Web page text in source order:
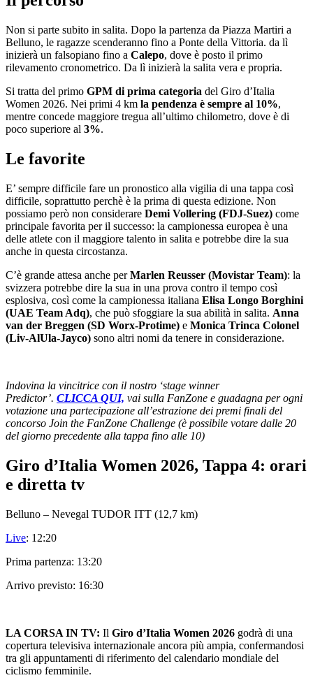
Non si parte subito in salita. Dopo la partenza da Piazza Martiri a
Belluno, le ragazze scenderanno fino a Ponte della Vittoria. da lì
inizierà un falsopiano fino a Calepo, dove è posto il primo
rilevamento cronometrico. Da lì inizierà la salita vera e propria.
Si tratta del primo GPM di prima categoria del Giro d’Italia
Women 2026. Nei primi 4 km la pendenza è sempre al 10%,
mentre concede maggiore tregua all’ultimo chilometro, dove è di
poco superiore al 3%.
Le favorite
E’ sempre difficile fare un pronostico alla vigilia di una tappa così
difficile, soprattutto perchè è la prima di questa edizione. Non
possiamo però non considerare Demi Vollering (FDJ-Suez) come
principale favorita per il successo: la campionessa europea è una
delle atlete con il maggiore talento in salita e potrebbe dire la sua
anche in questa circostanza.
C’è grande attesa anche perMarlen Reusser (Movistar Team): la
svizzera potrebbe dire la sua in una prova contro il tempo così
esplosiva, così come la campionessa italiana Elisa Longo Borghini
(UAE Team Adq), che può sfoggiare la sua abilità in salita. Anna
van der Breggen (SD Worx-Protime) e Monica Trinca Colonel
(Liv-AlUla-Jayco) sono altri nomi da tenere in considerazione.
Indovina la vincitrice con il nostro ‘stage winner
Predictor’. CLICCA QUI, vai sulla FanZone e guadagna per ogni
votazione una partecipazione all’estrazione dei premi finali del
concorso Join the FanZone Challenge (è possibile votare dalle 20
del giorno precedente alla tappa fino alle 10)
Giro d’Italia Women 2026, Tappa 4: orari
e diretta tv
Belluno – Nevegal TUDOR ITT (12,7 km)
Live: 12:20
Prima partenza: 13:20
Arrivo previsto: 16:30
LA CORSA IN TV: Il Giro d’Italia Women 2026 godrà di una
copertura televisiva internazionale ancora più ampia, confermandosi
tra gli appuntamenti di riferimento del calendario mondiale del
ciclismo femminile.